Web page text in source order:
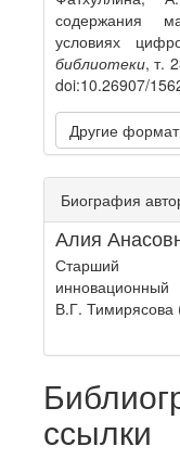
содержания
условиях
библиотеки, т.
doi:10.26907/
Другие
Биография
Алия
Старший
В.Г.
ссылки